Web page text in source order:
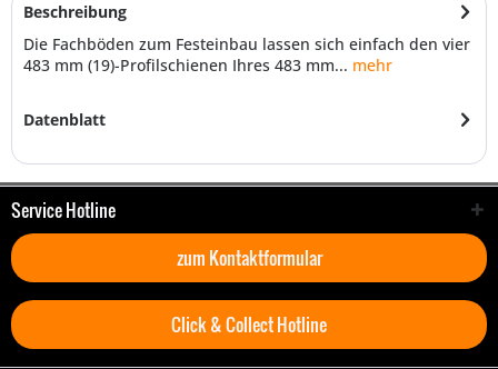
Beschreibung
Die Fachböden zum Festeinbau lassen sich einfach den vier
483 mm (19)-Profilschienen Ihres 483 mm... mehr
Datenblatt
Service Hotline
zum Kontaktformular
Click & Collect Hotline